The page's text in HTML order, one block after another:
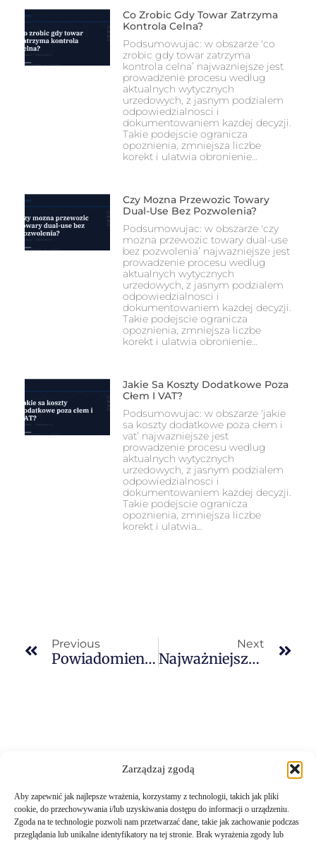
Zarządzaj zgodą
Aby zapewnić jak najlepsze wrażenia, korzystamy z technologii, takich jak pliki
cookie, do przechowywania i/lub uzyskiwania dostępu do informacji o urządzeniu.
Zgoda na te technologie pozwoli nam przetwarzać dane, takie jak zachowanie podczas
przeglądania lub unikalne identyfikatory na tej stronie. Brak wyrażenia zgody lub
Co Zrobic Gdy Towar Zatrzyma
Kontrola Celna?
Podsumowujac: w obszarze 'co
zrobic gdy towar zatrzyma
kontrola celna’ najwazniejsze jest
prowadzenie procesu wedlug
aktualnych wytycznych
urzedowych, z jasnym podzialem
odpowiedzialnosci i
dokumentowaniem kazdej decyzji.
Takie podejscie ogranicza
opoznienia, zmniejsza liczbe
korekt i ulatwia obronienie…
Czy Mozna Przewozic Towary
Dual-Use Bez Pozwolenia?
Podsumowujac: w obszarze 'czy
mozna przewozic towary dual-use
bez pozwolenia’ najwazniejsze jest
prowadzenie procesu wedlug
aktualnych wytycznych
urzedowych, z jasnym podzialem
odpowiedzialnosci i
dokumentowaniem kazdej decyzji.
Takie podejscie ogranicza
opoznienia, zmniejsza liczbe
korekt i ulatwia obronienie…
Jakie Sa Koszty Dodatkowe Poza
Cłem I VAT?
Podsumowujac: w obszarze 'jakie
sa koszty dodatkowe poza cłem i
vat’ najwazniejsze jest
prowadzenie procesu wedlug
aktualnych wytycznych
urzedowych, z jasnym podzialem
odpowiedzialnosci i
dokumentowaniem kazdej decyzji.
Takie podejscie ogranicza
opoznienia, zmniejsza liczbe
korekt i ulatwia…
Previous
Powiadomienie IPAFFS
Next
Najważniejsze Certyfikaty Potrzebne Przy Imporcie Do UK